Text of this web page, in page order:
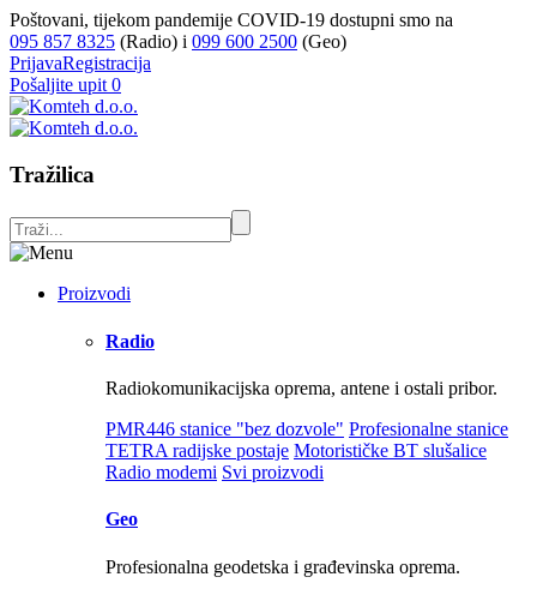
Poštovani, tijekom pandemije COVID-19 dostupni smo na
095 857 8325 (Radio) i 099 600 2500 (Geo)
PrijavaRegistracija
Pošaljite upit 0
Tražilica
Proizvodi
Radio
Radiokomunikacijska oprema, antene i ostali pribor.
PMR446 stanice "bez dozvole" Profesionalne stanice
TETRA radijske postaje Motorističke BT slušalice
Radio modemi Svi proizvodi
Geo
Profesionalna geodetska i građevinska oprema.